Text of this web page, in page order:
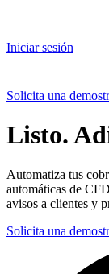
Iniciar sesión
Solicita una
Listo.
Automatiza tus
automáticas de
avisos a clientes y
Solicita una